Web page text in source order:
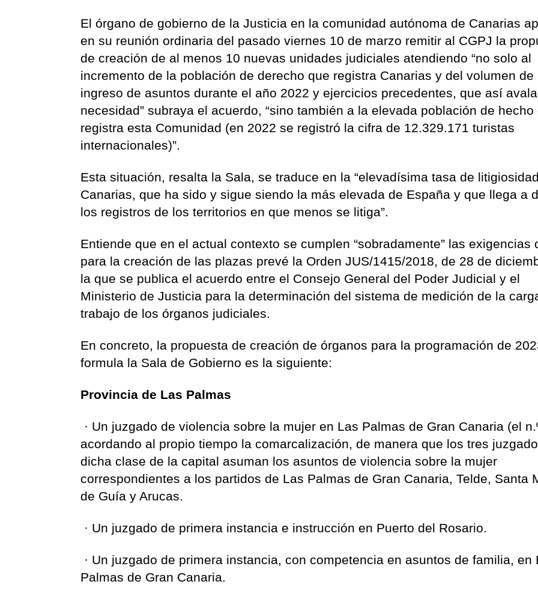
El órgano de gobierno de la Justicia en la comunidad autónoma de Canarias
en su reunión ordinaria del pasado viernes 10 de marzo remitir al CGPJ la
de creación de al menos 10 nuevas unidades judiciales atendiendo “no solo al
incremento de la población de derecho que registra Canarias y del volumen de
ingreso de asuntos durante el año 2022 y ejercicios precedentes, que así
necesidad” subraya el acuerdo, “sino también a la elevada población de hecho
registra esta Comunidad (en 2022 se registró la cifra de 12.329.171 turistas
internacionales)”.
Esta situación, resalta la Sala, se traduce en la “elevadísima tasa de
Canarias, que ha sido y sigue siendo la más elevada de España y que llega a
los registros de los territorios en que menos se litiga”.
Entiende que en el actual contexto se cumplen “sobradamente” las exigencias
para la creación de las plazas prevé la Orden JUS/1415/2018, de 28 de
la que se publica el acuerdo entre el Consejo General del Poder Judicial y el
Ministerio de Justicia para la determinación del sistema de medición de la
trabajo de los órganos judiciales.
En concreto, la propuesta de creación de órganos para la programación de
formula la Sala de Gobierno es la siguiente:
Provincia de Las Palmas
· Un juzgado de violencia sobre la mujer en Las Palmas de Gran Canaria (el
acordando al propio tiempo la comarcalización, de manera que los tres
dicha clase de la capital asuman los asuntos de violencia sobre la mujer
correspondientes a los partidos de Las Palmas de Gran Canaria, Telde, Santa
de Guía y Arucas.
· Un juzgado de primera instancia e instrucción en Puerto del Rosario.
· Un juzgado de primera instancia, con competencia en asuntos de familia, en
Palmas de Gran Canaria.